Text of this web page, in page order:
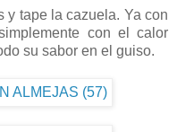
y tape la cazuela. Ya con
con el calor
su sabor en el guiso.